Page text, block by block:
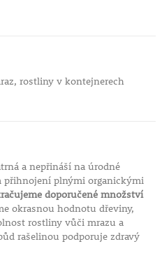
rostliny v kontejnerech
a nepřináší na úrodné
přihnojení plnými organickými
doporučené množství
okrasnou hodnotu dřeviny,
rostliny vůči mrazu a
rašelinou podporuje zdravý